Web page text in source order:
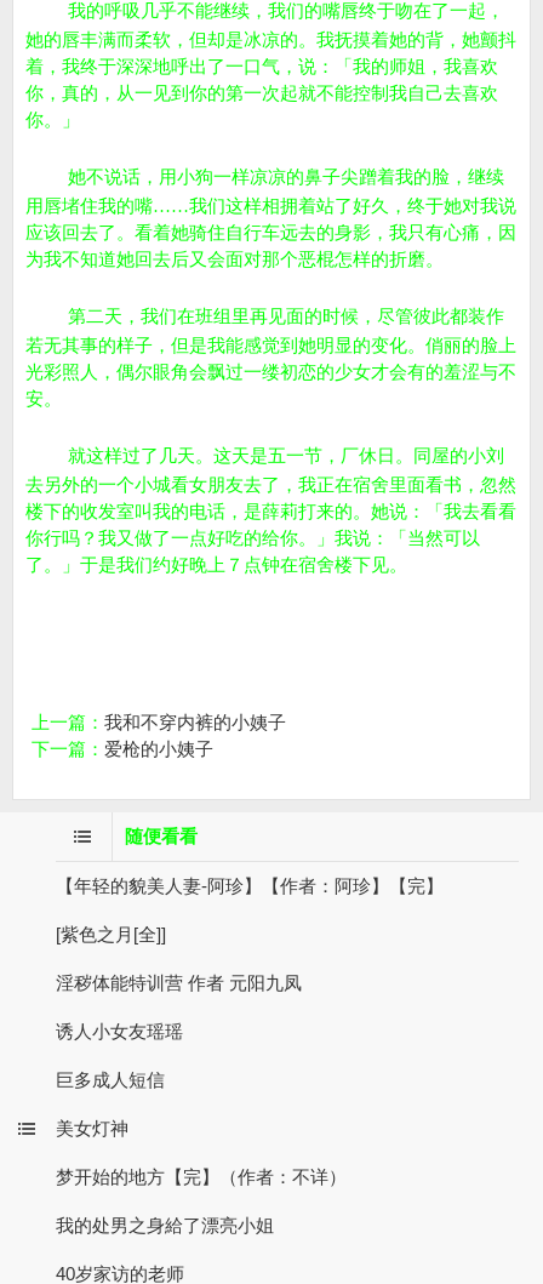
我的呼吸几乎不能继续，我们的嘴唇终于吻在了一起，
她的唇丰满而柔软，但却是冰凉的。我抚摸着她的背，她颤抖
着，我终于深深地呼出了一口气，说：「我的师姐，我喜欢
你，真的，从一见到你的第一次起就不能控制我自己去喜欢
你。」
她不说话，用小狗一样凉凉的鼻子尖蹭着我的脸，继续
用唇堵住我的嘴……我们这样相拥着站了好久，终于她对我说
应该回去了。看着她骑住自行车远去的身影，我只有心痛，因
为我不知道她回去后又会面对那个恶棍怎样的折磨。
第二天，我们在班组里再见面的时候，尽管彼此都装作
若无其事的样子，但是我能感觉到她明显的变化。俏丽的脸上
光彩照人，偶尔眼角会飘过一缕初恋的少女才会有的羞涩与不
安。
就这样过了几天。这天是五一节，厂休日。同屋的小刘
去另外的一个小城看女朋友去了，我正在宿舍里面看书，忽然
楼下的收发室叫我的电话，是薛莉打来的。她说：「我去看看
你行吗？我又做了一点好吃的给你。」我说：「当然可以
了。」于是我们约好晚上７点钟在宿舍楼下见。
上一篇： 我和不穿内裤的小姨子
下一篇： 爱枪的小姨子
随便看看
【年轻的貌美人妻-阿珍】【作者：阿珍】【完】
[紫色之月[全]]
淫秽体能特训营 作者 元阳九凤
诱人小女友瑶瑶
巨多成人短信
美女灯神
梦开始的地方【完】（作者：不详）
我的处男之身給了漂亮小姐
40岁家访的老师